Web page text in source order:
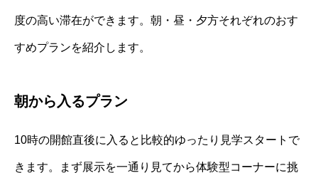
度の高い滞在ができます。朝・昼・夕方それぞれのおす
すめプランを紹介します。
朝から入るプラン
10時の開館直後に入ると比較的ゆったり見学スタートで
きます。まず展示を一通り見てから体験型コーナーに挑